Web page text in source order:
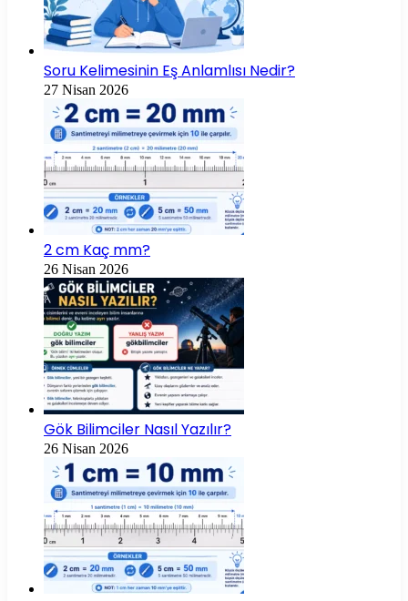
Soru Kelimesinin Eş Anlamlısı Nedir?
27 Nisan 2026
2 cm Kaç mm?
26 Nisan 2026
Gök Bilimciler Nasıl Yazılır?
26 Nisan 2026